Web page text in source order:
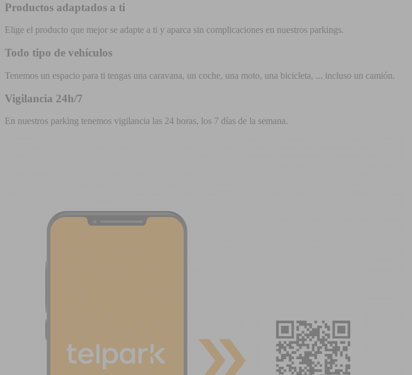
Productos adaptados a ti
Elige el producto que mejor se adapte a ti y aparca sin complicaciones en nuestros parkings.
Todo tipo de vehículos
Tenemos un espacio para ti tengas una caravana, un coche, una moto, una bicicleta, ... incluso un camión.
Vigilancia 24h/7
En nuestros parking tenemos vigilancia las 24 horas, los 7 días de la semana.